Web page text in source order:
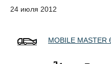
24 июля 2012
MOBILE MASTER